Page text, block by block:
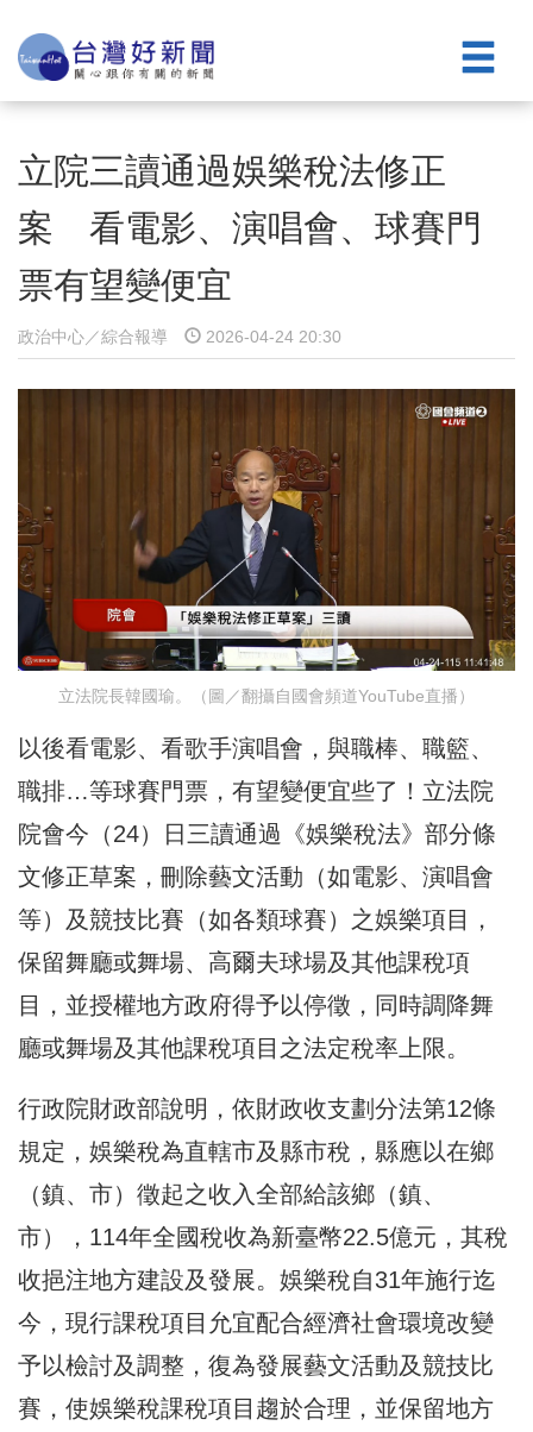
立院三讀通過娛樂稅法修正
案 看電影、演唱會、球賽門
票有望變便宜
政治中心／綜合報導 2026-04-24 20:30
立法院長韓國瑜。（圖／翻攝自國會頻道YouTube直播）
以後看電影、看歌手演唱會，與職棒、職籃、
職排…等球賽門票，有望變便宜些了！立法院
院會今（24）日三讀通過《娛樂稅法》部分條
文修正草案，刪除藝文活動（如電影、演唱會
等）及競技比賽（如各類球賽）之娛樂項目，
保留舞廳或舞場、高爾夫球場及其他課稅項
目，並授權地方政府得予以停徵，同時調降舞
廳或舞場及其他課稅項目之法定稅率上限。
行政院財政部說明，依財政收支劃分法第12條
規定，娛樂稅為直轄市及縣市稅，縣應以在鄉
（鎮、市）徵起之收入全部給該鄉（鎮、
市），114年全國稅收為新臺幣22.5億元，其稅
收挹注地方建設及發展。娛樂稅自31年施行迄
今，現行課稅項目允宜配合經濟社會環境改變
予以檢討及調整，復為發展藝文活動及競技比
賽，使娛樂稅課稅項目趨於合理，並保留地方